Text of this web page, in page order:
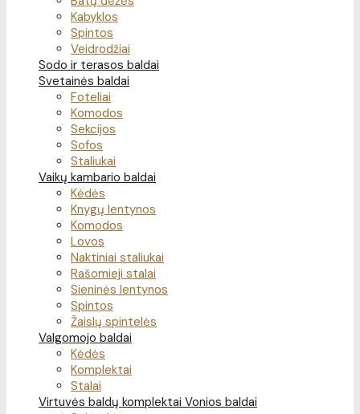
Kabyklos
Spintos
Veidrodžiai
Sodo ir terasos baldai
Svetainės baldai
Foteliai
Komodos
Sekcijos
Sofos
Staliukai
Vaikų kambario baldai
Kėdės
Knygų lentynos
Komodos
Lovos
Naktiniai staliukai
Rašomieji stalai
Sieninės lentynos
Spintos
Žaislų spintelės
Valgomojo baldai
Kėdės
Komplektai
Stalai
Virtuvės baldų komplektai Vonios baldai